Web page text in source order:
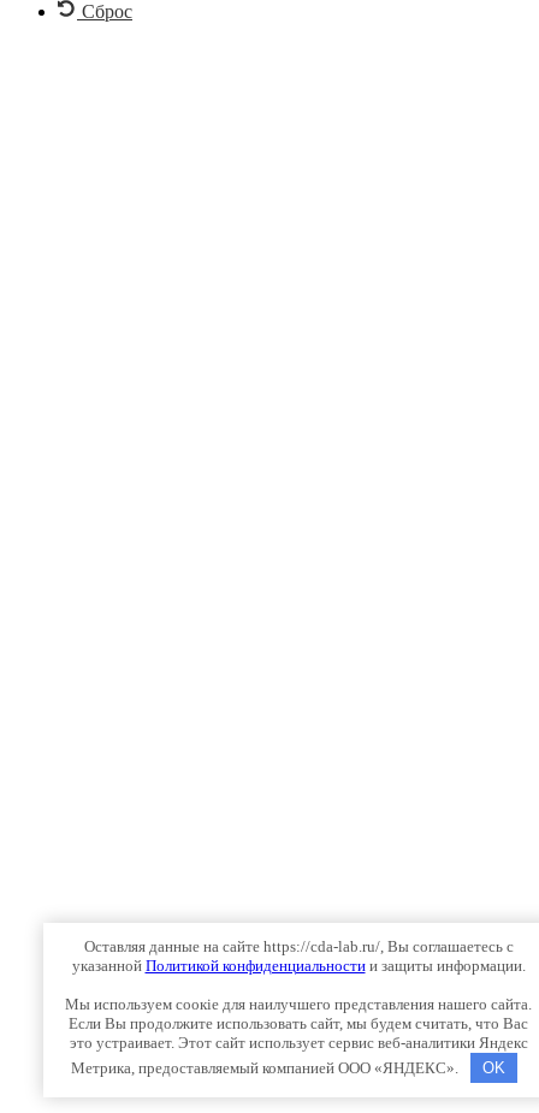
Сброс
Оставляя данные на сайте https://cda-lab.ru/, Вы соглашаетесь с
указанной Политикой конфиденциальностии защиты информации.
Мы используем соокіе для наилучшего представления нашего сайта.
Если Вы продолжите использовать сайт, мы будем считать, что Вас
это устраивает. Этот сайт использует сервис веб-аналитики Яндекс
Метрика, предоставляемый компанией ООО «ЯНДЕКС».
OK